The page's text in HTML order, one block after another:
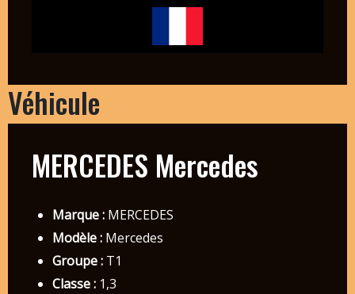
Véhicule
MERCEDES Mercedes
Marque :MERCEDES
Modèle :Mercedes
Groupe :T1
Classe :1,3